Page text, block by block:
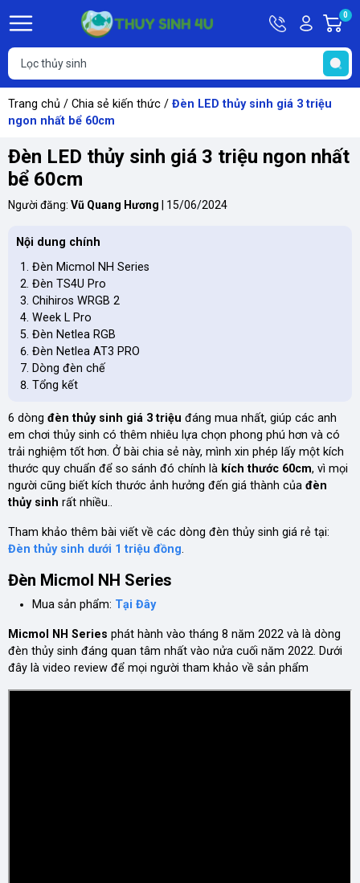
HotlineTài
khoản
Hello,
Khách
0
Trang chủ / Chia sẻ kiến thức / Đèn LED thủy sinh giá 3 triệu
ngon nhất bể 60cm
Đèn LED thủy sinh giá 3 triệu ngon nhất
bể 60cm
Người đăng: Vũ Quang Hương 15/06/2024
Nội dung chính
Đèn Micmol NH Series
Đèn TS4U Pro
Chihiros WRGB 2
Week L Pro
Đèn Netlea RGB
Đèn Netlea AT3 PRO
Dòng đèn chế
Tổng kết
6 dòng đèn thủy sinh giá 3 triệu đáng mua nhất, giúp các anh
em chơi thủy sinh có thêm nhiêu lựa chọn phong phú hơn và có
trải nghiệm tốt hơn. Ở bài chia sẻ này, mình xin phép lấy một kích
thước quy chuẩn để so sánh đó chính là kích thước 60cm, vì mọi
người cũng biết kích thước ảnh hưởng đến giá thành của đèn
thủy sinh rất nhiều..
Tham khảo thêm bài viết về các dòng đèn thủy sinh giá rẻ tại:
Đèn thủy sinh dưới 1 triệu đồng.
Đèn Micmol NH Series
Mua sản phẩm: Tại Đây
Micmol NH Series phát hành vào tháng 8 năm 2022 và là dòng
đèn thủy sinh đáng quan tâm nhất vào nửa cuối năm 2022. Dưới
đây là video review để mọi người tham khảo về sản phẩm